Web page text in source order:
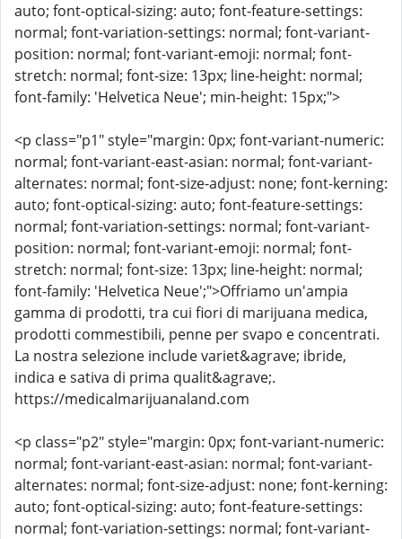
auto; font-optical-sizing: auto; font-feature-settings:
normal; font-variation-settings: normal; font-variant-
position: normal; font-variant-emoji: normal; font-
stretch: normal; font-size: 13px; line-height: normal;
font-family: 'Helvetica Neue'; min-height: 15px;">
<p class="p1" style="margin: 0px; font-variant-numeric:
normal; font-variant-east-asian: normal; font-variant-
alternates: normal; font-size-adjust: none; font-kerning:
auto; font-optical-sizing: auto; font-feature-settings:
normal; font-variation-settings: normal; font-variant-
position: normal; font-variant-emoji: normal; font-
stretch: normal; font-size: 13px; line-height: normal;
font-family: 'Helvetica Neue';">Offriamo un'ampia
gamma di prodotti, tra cui fiori di marijuana medica,
prodotti commestibili, penne per svapo e concentrati.
La nostra selezione include variet&agrave; ibride,
indica e sativa di prima qualit&agrave;.
https://medicalmarijuanaland.com
<p class="p2" style="margin: 0px; font-variant-numeric:
normal; font-variant-east-asian: normal; font-variant-
alternates: normal; font-size-adjust: none; font-kerning:
auto; font-optical-sizing: auto; font-feature-settings:
normal; font-variation-settings: normal; font-variant-